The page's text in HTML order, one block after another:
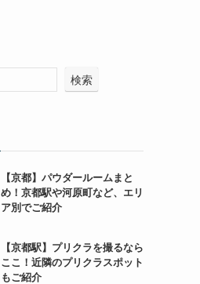
検索
【京都】パウダールームまと
め！京都駅や河原町など、エリ
ア別でご紹介
【京都駅】プリクラを撮るなら
ここ！近隣のプリクラスポット
もご紹介